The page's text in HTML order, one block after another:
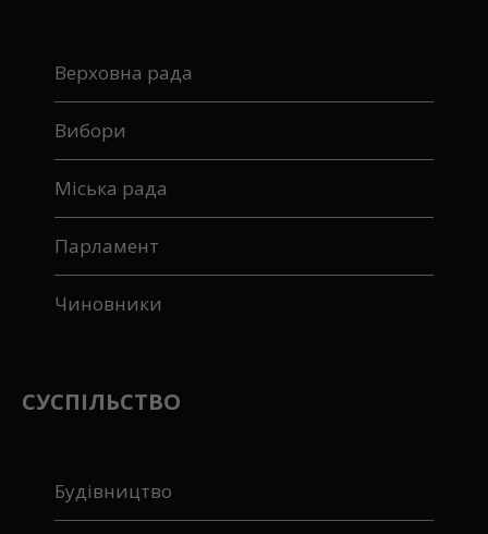
Верховна рада
Вибори
Міська рада
Парламент
Чиновники
СУСПІЛЬСТВО
Будівництво